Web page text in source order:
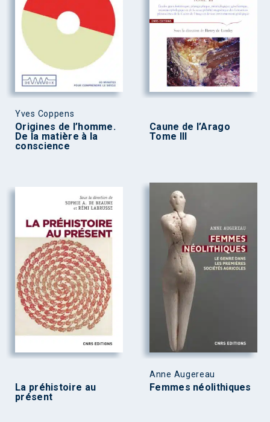
Yves Coppens
Origines de l’homme.
De la matière à la
conscience
Caune de l’Arago
Tome III
La préhistoire au
présent
Anne Augereau
Femmes néolithiques